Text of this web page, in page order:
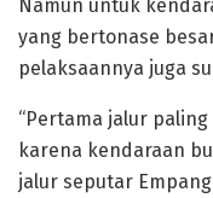
Namun untuk
yang bertonase
pelaksaannya juga
“Pertama jalur
karena kendaraan
jalur seputar